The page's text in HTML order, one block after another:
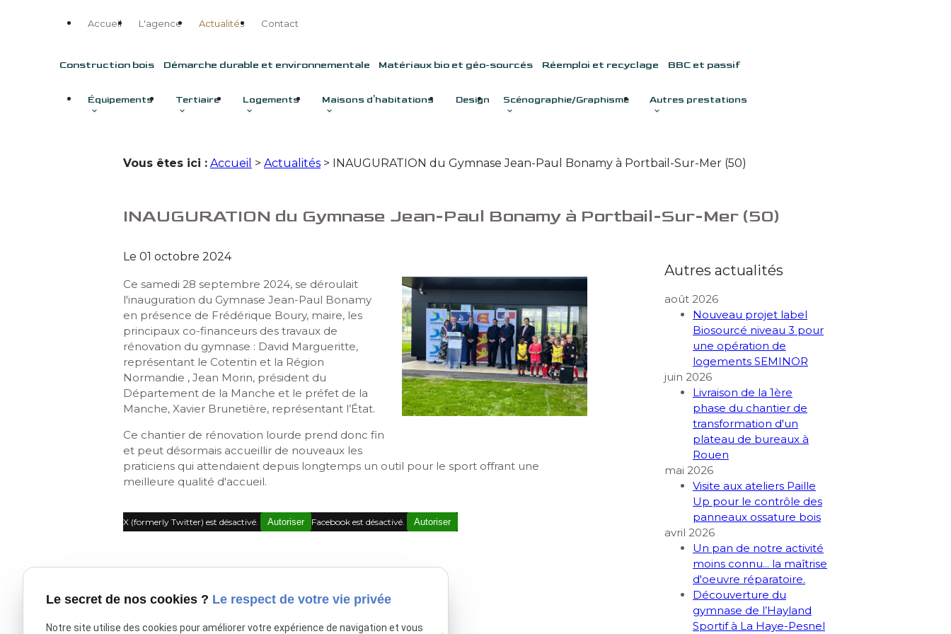
Accueil L'agence Actualités Contact
Construction bois Démarche durable et environnementale Matériaux bio et géo-sourcés Réemploi et recyclage BBC et passif
Équipements Tertiaire Logements Maisons d'habitations Design Scénographie/Graphisme Autres prestations
Vous êtes ici : Accueil > Actualités > INAUGURATION du Gymnase Jean-Paul Bonamy à Portbail-Sur-Mer (50)
INAUGURATION du Gymnase Jean-Paul Bonamy à Portbail-Sur-Mer (50)
Le 01 octobre 2024
Ce samedi 28 septembre 2024, se déroulait
l'inauguration du Gymnase Jean-Paul Bonamy
en présence de Frédérique Boury, maire, les
principaux co-financeurs des travaux de
rénovation du gymnase : David Margueritte,
représentant le Cotentin et la Région
Normandie , Jean Morin, président du
Département de la Manche et le préfet de la
Manche, Xavier Brunetière, représentant l’État.
Ce chantier de rénovation lourde prend donc fin
et peut désormais accueillir de nouveaux les
praticiens qui attendaient depuis longtemps un outil pour le sport offrant une
meilleure qualité d'accueil.
X (formerly Twitter) est désactivé. Autoriser Facebook est désactivé. Autoriser
Autres actualités
août 2026
Nouveau projet label
Biosourcé niveau 3 pour
une opération de
logements SEMINOR
juin 2026
Livraison de la 1ère
phase du chantier de
transformation d'un
plateau de bureaux à
Rouen
mai 2026
Visite aux ateliers Paille
Up pour le contrôle des
panneaux ossature bois
avril 2026
Un pan de notre activité
moins connu... la maîtrise
d'oeuvre réparatoire.
Découverture du
gymnase de l’Hayland
Sportif à La Haye-Pesnel
Le secret de nos cookies ? Le respect de votre vie privée
Notre site utilise des cookies pour améliorer votre expérience de navigation et vous